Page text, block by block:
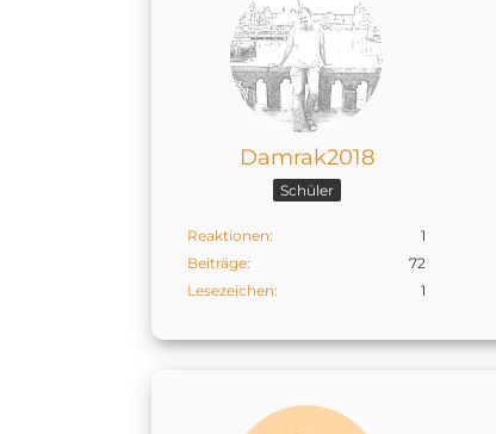
Damrak2018
Schüler
Reaktionen
1
Beiträge
72
Lesezeichen
1